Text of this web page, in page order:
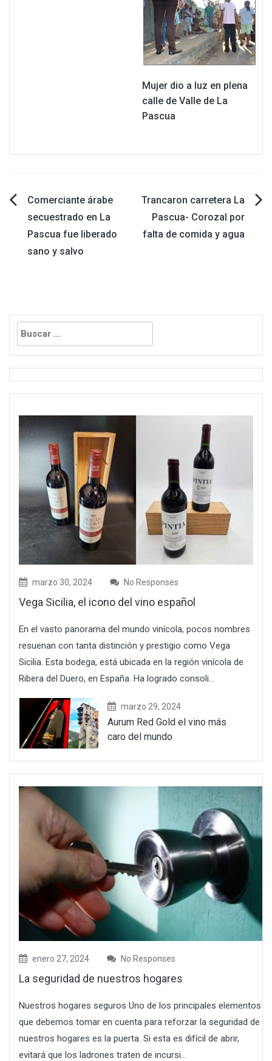
Mujer dio a luz en plena
calle de Valle de La
Pascua
Navegación
de
entradas
Comerciante árabe
secuestrado en La
Pascua fue liberado
sano y salvo
Trancaron carretera La
Pascua- Corozal por
falta de comida y agua
Buscar:
marzo 30, 2024 No Responses
Vega Sicilia, el icono del vino español
En el vasto panorama del mundo vinícola, pocos nombres
resuenan con tanta distinción y prestigio como Vega
Sicilia. Esta bodega, está ubicada en la región vinícola de
Ribera del Duero, en España. Ha logrado consoli...
marzo 29, 2024
Aurum Red Gold el vino más
caro del mundo
enero 27, 2024 No Responses
La seguridad de nuestros hogares
Nuestros hogares seguros Uno de los principales elementos
que debemos tomar en cuenta para reforzar la seguridad de
nuestros hogares es la puerta. Si esta es difícil de abrir,
evitará que los ladrones traten de incursi...